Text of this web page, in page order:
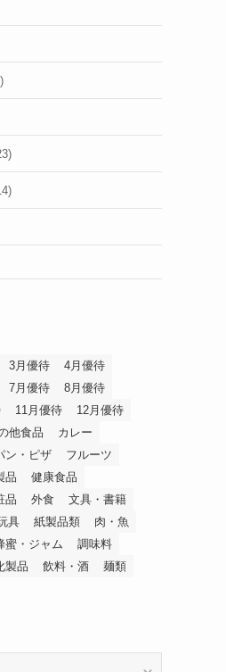
3月優待
4月優待
7月優待
8月優待
11月優待
12月優待
他食品
カレー
ン・ピザ
フルーツ
品
健康食品
品 外食
文具・書籍
具 紙製品類
肉・魚
蜜・ジャム
調味料
製品 飲料・酒 麺類